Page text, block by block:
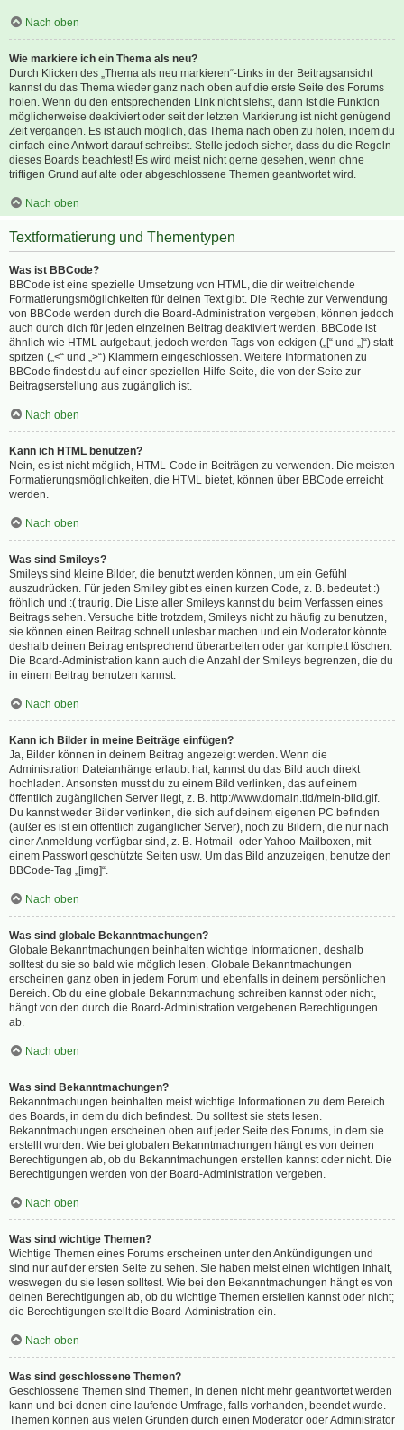
Nach oben
Wie markiere ich ein Thema als neu?
Durch Klicken des „Thema als neu markieren“-Links in der Beitragsansicht
kannst du das Thema wieder ganz nach oben auf die erste Seite des Forums
holen. Wenn du den entsprechenden Link nicht siehst, dann ist die Funktion
möglicherweise deaktiviert oder seit der letzten Markierung ist nicht genügend
Zeit vergangen. Es ist auch möglich, das Thema nach oben zu holen, indem du
einfach eine Antwort darauf schreibst. Stelle jedoch sicher, dass du die Regeln
dieses Boards beachtest! Es wird meist nicht gerne gesehen, wenn ohne
triftigen Grund auf alte oder abgeschlossene Themen geantwortet wird.
Nach oben
Textformatierung und Thementypen
Was ist BBCode?
BBCode ist eine spezielle Umsetzung von HTML, die dir weitreichende
Formatierungsmöglichkeiten für deinen Text gibt. Die Rechte zur Verwendung
von BBCode werden durch die Board-Administration vergeben, können jedoch
auch durch dich für jeden einzelnen Beitrag deaktiviert werden. BBCode ist
ähnlich wie HTML aufgebaut, jedoch werden Tags von eckigen („[“ und „]“) statt
spitzen („<“ und „>“) Klammern eingeschlossen. Weitere Informationen zu
BBCode findest du auf einer speziellen Hilfe-Seite, die von der Seite zur
Beitragserstellung aus zugänglich ist.
Nach oben
Kann ich HTML benutzen?
Nein, es ist nicht möglich, HTML-Code in Beiträgen zu verwenden. Die meisten
Formatierungsmöglichkeiten, die HTML bietet, können über BBCode erreicht
werden.
Nach oben
Was sind Smileys?
Smileys sind kleine Bilder, die benutzt werden können, um ein Gefühl
auszudrücken. Für jeden Smiley gibt es einen kurzen Code, z. B. bedeutet :)
fröhlich und :( traurig. Die Liste aller Smileys kannst du beim Verfassen eines
Beitrags sehen. Versuche bitte trotzdem, Smileys nicht zu häufig zu benutzen,
sie können einen Beitrag schnell unlesbar machen und ein Moderator könnte
deshalb deinen Beitrag entsprechend überarbeiten oder gar komplett löschen.
Die Board-Administration kann auch die Anzahl der Smileys begrenzen, die du
in einem Beitrag benutzen kannst.
Nach oben
Kann ich Bilder in meine Beiträge einfügen?
Ja, Bilder können in deinem Beitrag angezeigt werden. Wenn die
Administration Dateianhänge erlaubt hat, kannst du das Bild auch direkt
hochladen. Ansonsten musst du zu einem Bild verlinken, das auf einem
öffentlich zugänglichen Server liegt, z. B. http://www.domain.tld/mein-bild.gif.
Du kannst weder Bilder verlinken, die sich auf deinem eigenen PC befinden
(außer es ist ein öffentlich zugänglicher Server), noch zu Bildern, die nur nach
einer Anmeldung verfügbar sind, z. B. Hotmail- oder Yahoo-Mailboxen, mit
einem Passwort geschützte Seiten usw. Um das Bild anzuzeigen, benutze den
BBCode-Tag „[img]“.
Nach oben
Was sind globale Bekanntmachungen?
Globale Bekanntmachungen beinhalten wichtige Informationen, deshalb
solltest du sie so bald wie möglich lesen. Globale Bekanntmachungen
erscheinen ganz oben in jedem Forum und ebenfalls in deinem persönlichen
Bereich. Ob du eine globale Bekanntmachung schreiben kannst oder nicht,
hängt von den durch die Board-Administration vergebenen Berechtigungen
ab.
Nach oben
Was sind Bekanntmachungen?
Bekanntmachungen beinhalten meist wichtige Informationen zu dem Bereich
des Boards, in dem du dich befindest. Du solltest sie stets lesen.
Bekanntmachungen erscheinen oben auf jeder Seite des Forums, in dem sie
erstellt wurden. Wie bei globalen Bekanntmachungen hängt es von deinen
Berechtigungen ab, ob du Bekanntmachungen erstellen kannst oder nicht. Die
Berechtigungen werden von der Board-Administration vergeben.
Nach oben
Was sind wichtige Themen?
Wichtige Themen eines Forums erscheinen unter den Ankündigungen und
sind nur auf der ersten Seite zu sehen. Sie haben meist einen wichtigen Inhalt,
weswegen du sie lesen solltest. Wie bei den Bekanntmachungen hängt es von
deinen Berechtigungen ab, ob du wichtige Themen erstellen kannst oder nicht;
die Berechtigungen stellt die Board-Administration ein.
Nach oben
Was sind geschlossene Themen?
Geschlossene Themen sind Themen, in denen nicht mehr geantwortet werden
kann und bei denen eine laufende Umfrage, falls vorhanden, beendet wurde.
Themen können aus vielen Gründen durch einen Moderator oder Administrator